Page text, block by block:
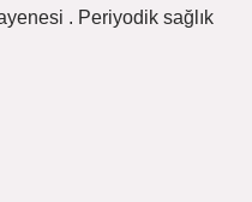
. Periyodik sağlık